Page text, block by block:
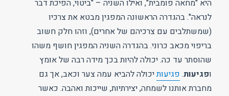
היא "מחאה פומבית", ואילו השניה – "ביטוי, הפיכת דבר
לנראה". בהגדרה הראשונה המפגין מבטא את צרכיו
(שמשתלבים עם צרכיהם של אחרים), וזהו חלק חשוב
בריפוי מכאב כרוני. בהגדרה השניה המפגין חושף משהו
שהוסתר עד כה. יכולה להיות בכך מידה רבה של אומץ
ופגיעות. פגיעותיכולה להביא עמה צער וכאב, אך גם
מחברת אותנו לשמחה, יצירתיות, שייכות ואהבה. כאשר